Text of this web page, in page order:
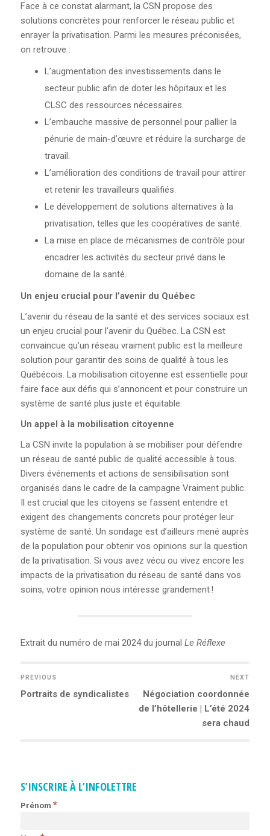
Face à ce constat alarmant, la CSN propose des
solutions concrètes pour renforcer le réseau public et
enrayer la privatisation. Parmi les mesures préconisées,
on retrouve :
L’augmentation des investissements dans le
secteur public afin de doter les hôpitaux et les
CLSC des ressources nécessaires.
L’embauche massive de personnel pour pallier la
pénurie de main-d’œuvre et réduire la surcharge de
travail.
L’amélioration des conditions de travail pour attirer
et retenir les travailleurs qualifiés.
Le développement de solutions alternatives à la
privatisation, telles que les coopératives de santé.
La mise en place de mécanismes de contrôle pour
encadrer les activités du secteur privé dans le
domaine de la santé.
Un enjeu crucial pour l’avenir du Québec
L’avenir du réseau de la santé et des services sociaux est
un enjeu crucial pour l’avenir du Québec. La CSN est
convaincue qu’un réseau vraiment public est la meilleure
solution pour garantir des soins de qualité à tous les
Québécois. La mobilisation citoyenne est essentielle pour
faire face aux défis qui s’annoncent et pour construire un
système de santé plus juste et équitable.
Un appel à la mobilisation citoyenne
La CSN invite la population à se mobiliser pour défendre
un réseau de santé public de qualité accessible à tous.
Divers événements et actions de sensibilisation sont
organisés dans le cadre de la campagne Vraiment public.
Il est crucial que les citoyens se fassent entendre et
exigent des changements concrets pour protéger leur
système de santé. Un sondage est d’ailleurs mené auprès
de la population pour obtenir vos opinions sur la question
de la privatisation. Si vous avez vécu ou vivez encore les
impacts de la privatisation du réseau de santé dans vos
soins, votre opinion nous intéresse grandement !
Extrait du numéro de mai 2024 du journalLe Réflexe
PREVIOUS
Previous
Portraits de syndicalistes
NEXT
Next
post:
Négociation coordonnée
de l’hôtellerie | L’été 2024
sera chaud
S’INSCRIRE À L’INFOLETTRE
Prénom*